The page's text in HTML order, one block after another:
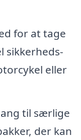
for at tage
sikkerheds-
eller
til særlige
der kan